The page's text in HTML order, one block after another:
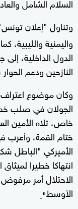
وتناول "إعلان تونس"،
واليمنية
الدول الداخلية،
النازحين ودعم
وكان موضوع اعتراف
الجولان في صلب
خاص، تلاه الأمين
ختام القمة، وأعرب
الأميركي "الباطل
انتهاكا خطيرا
الاحتلال أمر
الأوسط".